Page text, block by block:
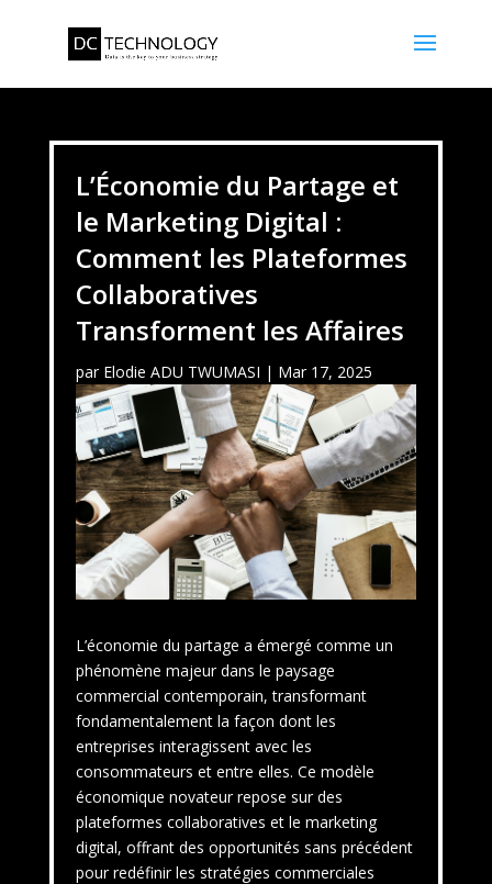
L’Économie du Partage et
le Marketing Digital :
Comment les Plateformes
Collaboratives
Transforment les Affaires
par Elodie ADU TWUMASI | Mar 17, 2025
L’économie du partage a émergé comme un
phénomène majeur dans le paysage
commercial contemporain, transformant
fondamentalement la façon dont les
entreprises interagissent avec les
consommateurs et entre elles. Ce modèle
économique novateur repose sur des
plateformes collaboratives et le marketing
digital, offrant des opportunités sans précédent
pour redéfinir les stratégies commerciales